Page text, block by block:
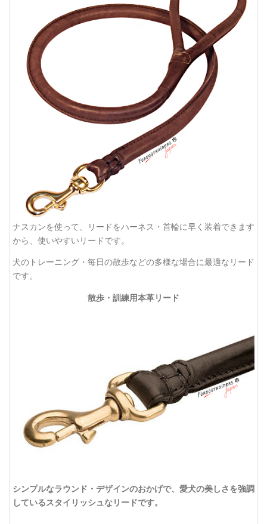
ナスカンを使って、リードをハーネス・首輪に早く装着できます
から、使いやすいリードです。
犬のトレーニング・毎日の散歩などの多様な場合に最適なリード
です。
散歩・訓練用本革リード
シンプルなラウンド・デザインのおかげで、愛犬の美しさを強調
しているスタイリッシュなリードです。